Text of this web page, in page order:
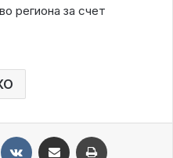
региона за счет